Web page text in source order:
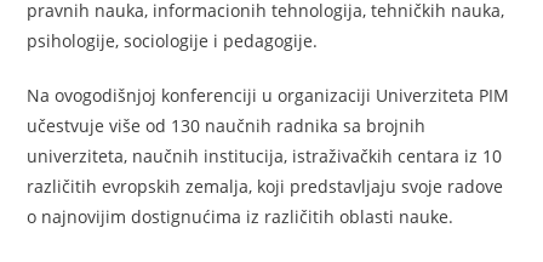
pravnih nauka, informacionih tehnologija, tehničkih nauka,
psihologije, sociologije i pedagogije.
Na ovogodišnjoj konferenciji u organizaciji Univerziteta PIM
učestvuje više od 130 naučnih radnika sa brojnih
univerziteta, naučnih institucija, istraživačkih centara iz 10
različitih evropskih zemalja, koji predstavljaju svoje radove
o najnovijim dostignućima iz različitih oblasti nauke.